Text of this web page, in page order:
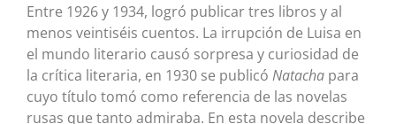
Entre 1926 y 1934, logró publicar tres libros y al
menos veintiséis cuentos. La irrupción de Luisa en
el mundo literario causó sorpresa y curiosidad de
la crítica literaria, en 1930 se publicó Natacha para
cuyo título tomó como referencia de las novelas
rusas que tanto admiraba. En esta novela describe